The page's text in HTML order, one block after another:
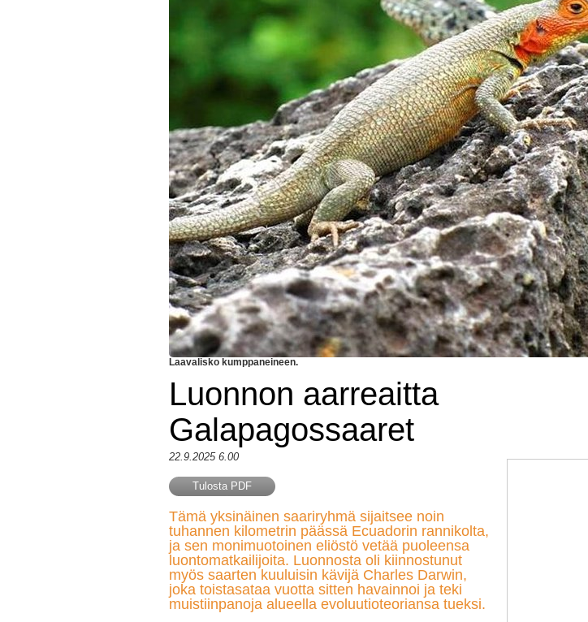
Laavalisko kumppaneineen.
Luonnon aarreaitta
Galapagossaaret
22.9.2025 6.00
Tulosta PDF
Tämä yksinäinen saariryhmä sijaitsee noin
tuhannen kilometrin päässä Ecuadorin rannikolta,
ja sen monimuotoinen eliöstö vetää puoleensa
luontomatkailijoita. Luonnosta oli kiinnostunut
myös saarten kuuluisin kävijä Charles Darwin,
joka toistasataa vuotta sitten havainnoi ja teki
muistiinpanoja alueella evoluutioteoriansa tueksi.